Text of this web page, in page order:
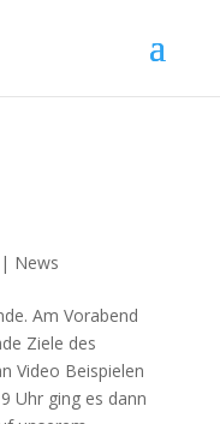
News
Am Vorabend
Ziele des
Video Beispielen
Uhr ging es dann